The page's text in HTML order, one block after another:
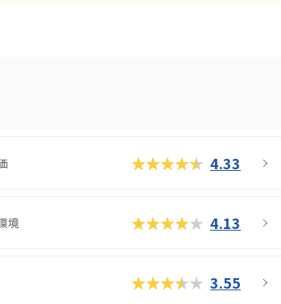
★★★★★ 4.33
境 ★★★★★ 4.13
★★★★★ 3.55